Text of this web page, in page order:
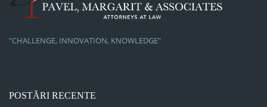
"CHALLENGE, INNOVATION, KNOWLEDGE"
POSTĂRI RECENTE